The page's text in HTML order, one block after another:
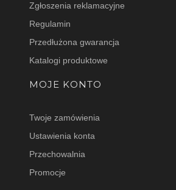
Zgłoszenia reklamacyjne
Regulamin
Przedłużona gwarancja
Katalogi produktowe
MOJE KONTO
Twoje zamówienia
Ustawienia konta
Przechowalnia
Promocje